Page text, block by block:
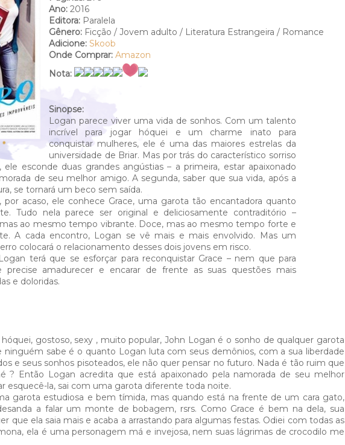
Ano: 2016
Editora: Paralela
Gênero: Ficção / Jovem adulto / Literatura Estrangeira / Romance
Adicione: Skoob
Onde Comprar: Amazon
Nota:
Sinopse:
Logan parece viver uma vida de sonhos. Com um talento
incrível para jogar hóquei e um charme inato para
conquistar mulheres, ele é uma das maiores estrelas da
universidade de Briar. Mas por trás do característico sorriso
ele esconde duas grandes angústias – a primeira, estar apaixonado
de seu melhor amigo. A segunda, saber que sua vida, após a
se tornará um beco sem saída.
por acaso, ele conhece Grace, uma garota tão encantadora quanto
Tudo nela parece ser original e deliciosamente contraditório –
ao mesmo tempo vibrante. Doce, mas ao mesmo tempo forte e
A cada encontro, Logan se vê mais e mais envolvido. Mas um
colocará o relacionamento desses dois jovens em risco.
terá que se esforçar para reconquistar Grace – nem que para
precise amadurecer e encarar de frente as suas questões mais
e doloridas.
gostoso, sexy , muito popular, John Logan é o sonho de qualquer garota
ninguém sabe é o quanto Logan luta com seus demônios, com a sua liberdade
e seus sonhos pisoteados, ele não quer pensar no futuro. Nada é tão ruim que
? Então Logan acredita que está apaixonado pela namorada de seu melhor
esquecê-la, sai com uma garota diferente toda noite.
garota estudiosa e bem tímida, mas quando está na frente de um cara gato,
a falar um monte de bobagem, rsrs. Como Grace é bem na dela, sua
que ela saia mais e acaba a arrastando para algumas festas. Odiei com todas as
ela é uma personagem má e invejosa, nem suas lágrimas de crocodilo me